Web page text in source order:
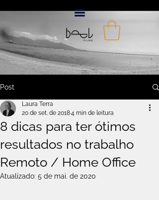
Post
8 dicas para ter ótimos
resultados no trabalho
Remoto / Home Office
Laura Terra
20 de set. de 20184 min de leitura
Atualizado: 5 de mai. de 2020